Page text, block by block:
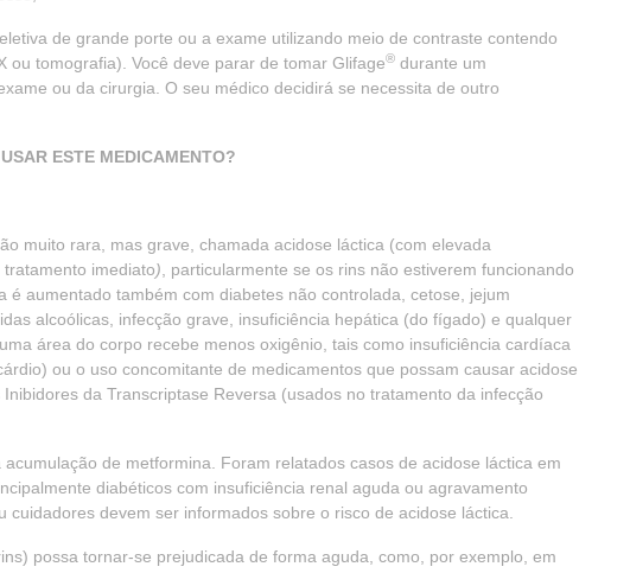
de grande porte ou a exame utilizando meio de contraste contendo
ou tomografia). Você deve parar de tomar Glifage® durante um
ou da cirurgia. O seu médico decidirá se necessita de outro
ESTE MEDICAMENTO?
muito rara, mas grave, chamada acidose láctica (com elevada
imediato) , particularmente se os rins não estiverem funcionando
é aumentado também com diabetes não controlada, cetose, jejum
alcoólicas, infecção grave, insuficiência hepática (do fígado) e qualquer
área do corpo recebe menos oxigênio, tais como insuficiência cardíaca
ou o uso concomitante de medicamentos que possam causar acidose
da Transcriptase Reversa (usados no tratamento da infecção
de metformina. Foram relatados casos de acidose láctica em
diabéticos com insuficiência renal aguda ou agravamento
devem ser informados sobre o risco de acidose láctica.
possa tornar-se prejudicada de forma aguda, como, por exemplo, em